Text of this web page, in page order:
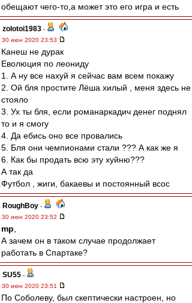
обещают чего-то,а может это его игра и есть
zolotoi1983 -
30 июн 2020 23:53
Канеш не дурак
Еволюция по леониду
1. А ну все нахуй я сейчас вам всем покажу
2. Ой бля простите Лёша хилый , меня здесь не
стояло
3. Ух ты бля, если романаркадич денег поднял
то и я смогу
4. Да ебись оно все провались
5. Бля они чемпионами стали ??? А как же я
6. Как бы продать всю эту хуйню???
А так да
Футбол , жиги, бакаевы и постоянный всос
RoughBoy -
30 июн 2020 23:52
mp
А зачем он в таком случае продолжает
работать в Спартаке?
SU55 -
30 июн 2020 23:51
По Соболеву, был скептически настроен, но